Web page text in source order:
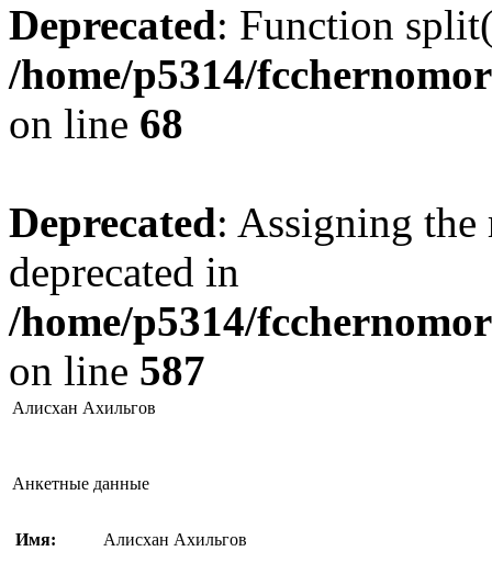
Deprecated: Function
/home/p5314/
on line 68
Deprecated: Assigning the
deprecated in
/home/p5314/
on line 587
Алисхан Ахильгов
Анкетные данные
Имя: Алисхан Ахильгов